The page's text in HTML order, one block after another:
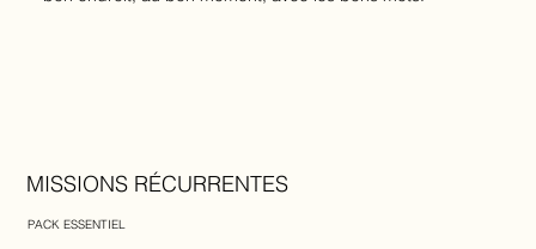
MISSIONS RÉCURRENTES
PACK ESSENTIEL